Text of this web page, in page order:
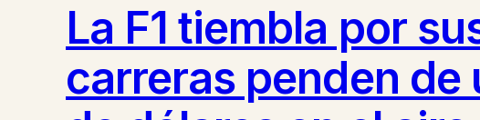
La F1 tiembla por
carreras penden de